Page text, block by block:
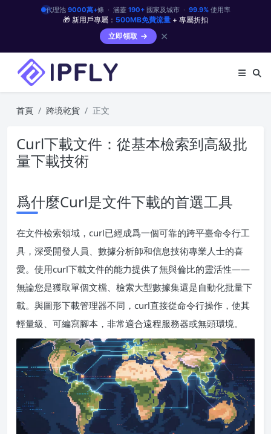
代理池 9000萬+條 · 涵蓋 190+國家及城市 · 99.9%使用率
🎁 新用戶專屬： 500MB免費流量 + 專屬折扣
立即領取
✕
首頁 跨境乾貨 正文
Curl下載文件：從基本檢索到高級批
量下載技術
爲什麼Curl是文件下載的首選工具
在文件檢索領域，curl已經成爲一個可靠的跨平臺命令行工
具，深受開發人員、數據分析師和信息技術專業人士的喜
愛。使用curl下載文件的能力提供了無與倫比的靈活性——
無論您是獲取單個文檔、檢索大型數據集還是自動化批量下
載。與圖形下載管理器不同，curl直接從命令行操作，使其
輕量級、可編寫腳本，非常適合遠程服務器或無頭環境。